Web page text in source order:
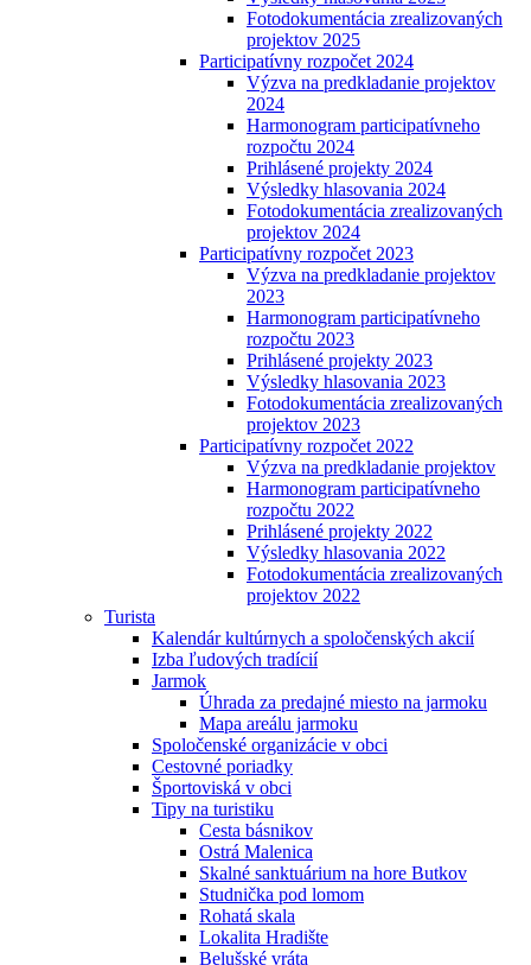
Fotodokumentácia zrealizovaných
projektov 2025
Participatívny rozpočet 2024
Výzva na predkladanie projektov
2024
Harmonogram participatívneho
rozpočtu 2024
Prihlásené projekty 2024
Výsledky hlasovania 2024
Fotodokumentácia zrealizovaných
projektov 2024
Participatívny rozpočet 2023
Výzva na predkladanie projektov
2023
Harmonogram participatívneho
rozpočtu 2023
Prihlásené projekty 2023
Výsledky hlasovania 2023
Fotodokumentácia zrealizovaných
projektov 2023
Participatívny rozpočet 2022
Výzva na predkladanie projektov
Harmonogram participatívneho
rozpočtu 2022
Prihlásené projekty 2022
Výsledky hlasovania 2022
Fotodokumentácia zrealizovaných
projektov 2022
Turista
Kalendár kultúrnych a spoločenských akcií
Izba ľudových tradícií
Jarmok
Úhrada za predajné miesto na jarmoku
Mapa areálu jarmoku
Spoločenské organizácie v obci
Cestovné poriadky
Športoviská v obci
Tipy na turistiku
Cesta básnikov
Ostrá Malenica
Skalné sanktuárium na hore Butkov
Studnička pod lomom
Rohatá skala
Lokalita Hradište
Belušské vráta